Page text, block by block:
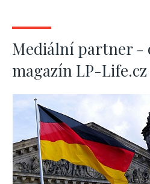
Mediální partner -
magazín LP-Life.cz